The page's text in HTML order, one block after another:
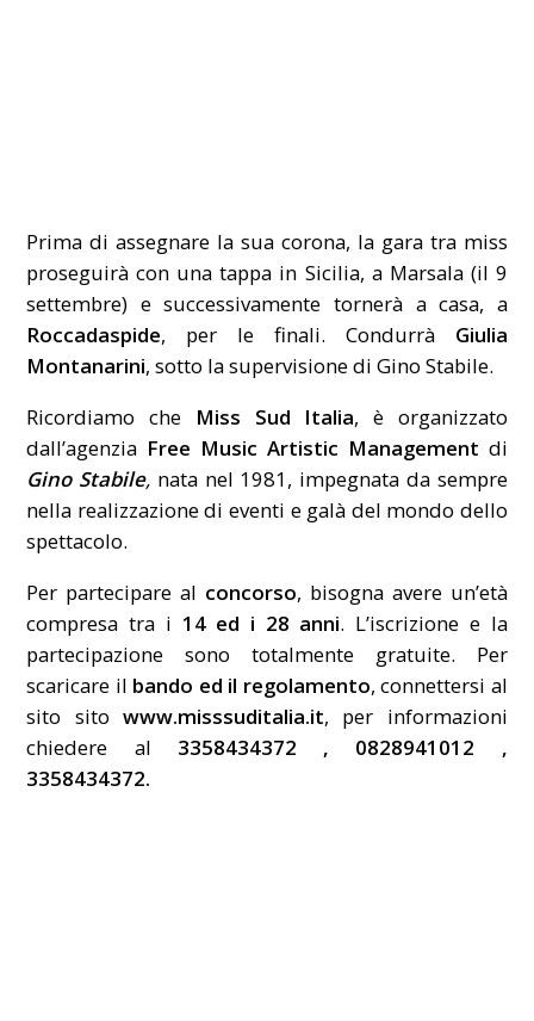
Prima di assegnare la sua corona, la gara tra miss
proseguirà con una tappa in Sicilia, a Marsala (il 9
settembre) e successivamente tornerà a casa, a
Roccadaspide, per le finali. Condurrà Giulia
Montanarini, sotto la supervisione di Gino Stabile.
Ricordiamo che Miss Sud Italia, è organizzato
dall’agenzia Free Music Artistic Management di
Gino Stabile, nata nel 1981, impegnata da sempre
nella realizzazione di eventi e galà del mondo dello
spettacolo.
Per partecipare al concorso, bisogna avere un’età
compresa tra i 14 ed i 28 anni. L’iscrizione e la
partecipazione sono totalmente gratuite. Per
scaricare il bando ed il regolamento, connettersi al
sito sito www.misssuditalia.it, per informazioni
chiedere al 3358434372 , 0828941012 ,
3358434372.